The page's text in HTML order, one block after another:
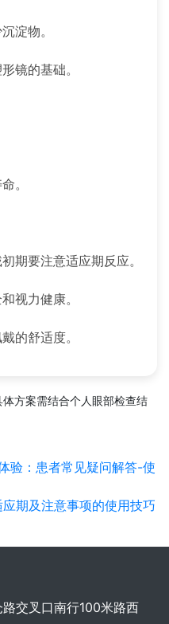
淀物。
镜的基础。
。
期要注意适应期反应。
视力健康。
的舒适度。
方案需结合个人眼部检查结
验：患者常见疑问解答-使
期及注意事项的使用技巧
交叉口南行100米路西